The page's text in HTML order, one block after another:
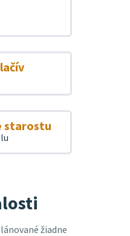
starostu
žiadne